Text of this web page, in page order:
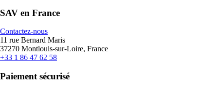
SAV en France
Contactez-nous
11 rue Bernard Maris
37270 Montlouis-sur-Loire, France
+33 1 86 47 62 58
Paiement sécurisé